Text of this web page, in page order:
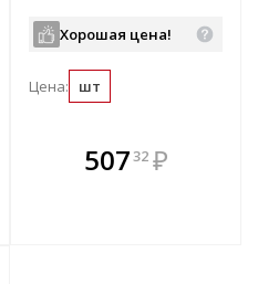
В комплекте
всегда выгоднее!
Хорошая цена!
Цена: шт
50732 ₽